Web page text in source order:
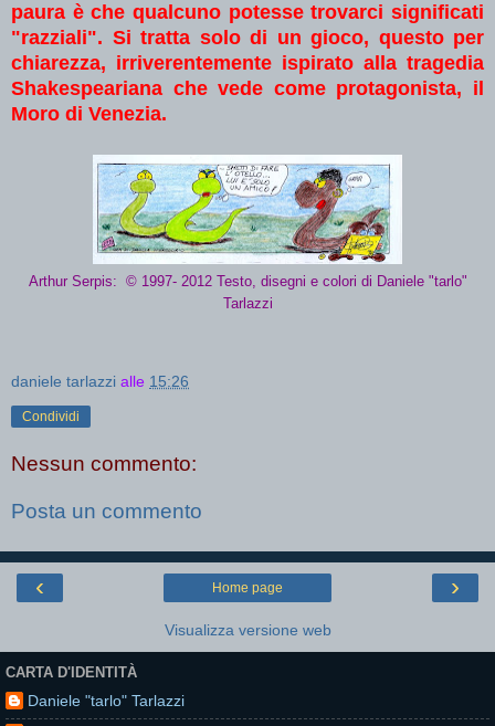
paura è che qualcuno potesse trovarci significati
"razziali". Si tratta solo di un gioco, questo per
chiarezza, irriverentemente ispirato alla tragedia
Shakespeariana che vede come protagonista, il
Moro di Venezia.
Arthur Serpis: © 1997- 2012 Testo, disegni e colori di Daniele "tarlo"
Tarlazzi
daniele tarlazzi alle 15:26
Condividi
Nessun commento:
Posta un commento
‹ ›
Home page
Visualizza versione web
CARTA D'IDENTITÀ
Daniele "tarlo" Tarlazzi